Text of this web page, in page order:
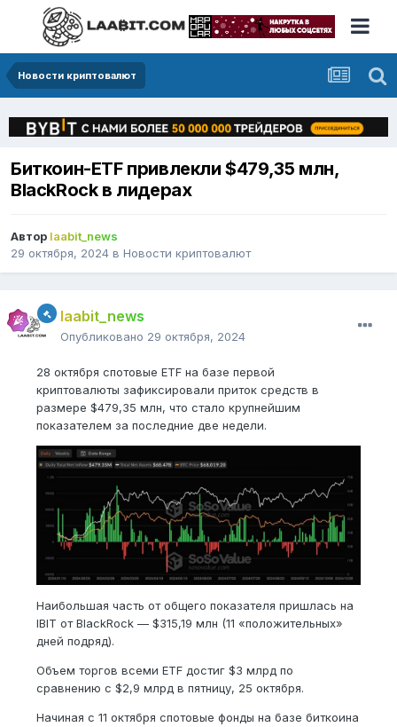
Новости криптовалют
Биткоин-ETF привлекли $479,35 млн,
BlackRock в лидерах
Автор laabit_news
29 октября, 2024 в Новости криптовалют
laabit_news
Опубликовано 29 октября, 2024
28 октября спотовые ETF на базе первой
криптовалюты зафиксировали приток средств в
размере $479,35 млн, что стало крупнейшим
показателем за последние две недели.
Наибольшая часть от общего показателя пришлась на
IBIT от BlackRock — $315,19 млн (11 «положительных»
дней подряд).
Объем торгов всеми ETF достиг $3 млрд по
сравнению с $2,9 млрд в пятницу, 25 октября.
Начиная с 11 октября спотовые фонды на базе биткоина